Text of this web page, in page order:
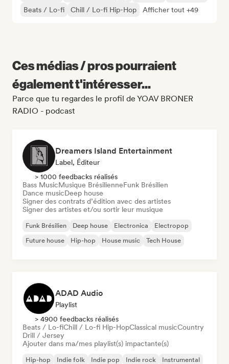
Beats / Lo-fi
Chill / Lo-fi Hip-Hop Afficher tout +49
Ces médias / pros pourraient
également t'intéresser...
Parce que tu regardes le profil de YOAV BRONER
RADIO - podcast
Dreamers Island Entertainment
Label, Éditeur
> 1000 feedbacks réalisés
Bass MusicMusique BrésilienneFunk Brésilien
Dance musicDeep house
Signer des contrats d’édition avec des artistes
Signer des artistes et/ou sortir leur musique
Funk Brésilien Deep house Electronica
Electropop
Future house
Hip-hop House music Tech House
ADAD Audio
Playlist
> 4900 feedbacks réalisés
Beats / Lo-fiChill / Lo-fi Hip-HopClassical musicCountry
Drill / Jersey
Ajouter dans ma/mes playlist(s) impactante(s)
Hip-hop Indie folk Indie pop Indie rock
Instrumental